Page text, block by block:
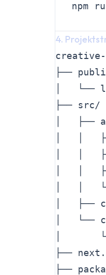
npm
4.
creative-
├──
│   └──
├── src/
│   ├──
│   │
│   │
│   │
│   │
│   ├──
│   └──
│
├──
├──